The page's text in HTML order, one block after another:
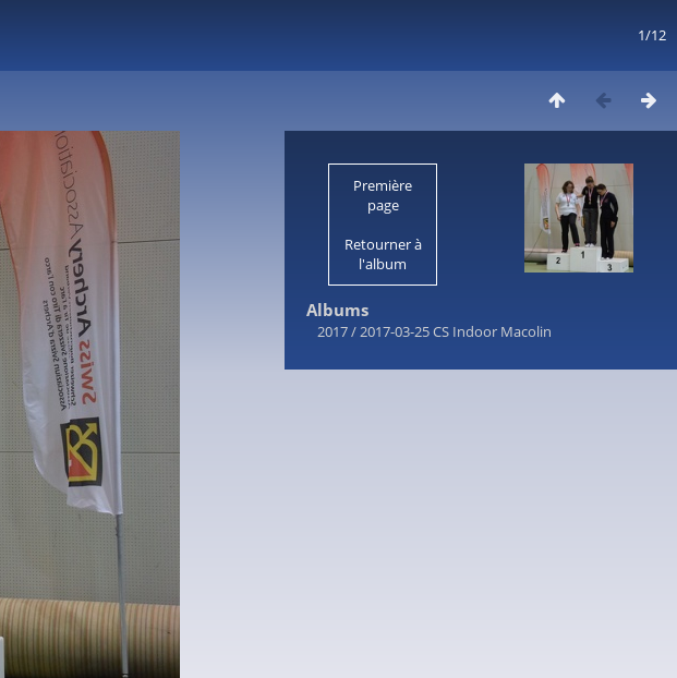
1/12
Première
page
Retourner à
l'album
Albums
2017/2017-03-25 CS Indoor Macolin